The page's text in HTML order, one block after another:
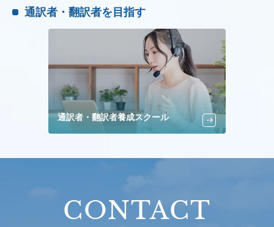
通訳者・翻訳者を目指す
通訳者・翻訳者養成スクール
CONTACT